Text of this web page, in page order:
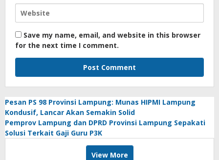
Save my name, email, and website in this browser
for the next time I comment.
Pesan PS 98 Provinsi Lampung: Munas HIPMI Lampung
Kondusif, Lancar Akan Semakin Solid
Pemprov Lampung dan DPRD Provinsi Lampung Sepakati
Solusi Terkait Gaji Guru P3K
View More